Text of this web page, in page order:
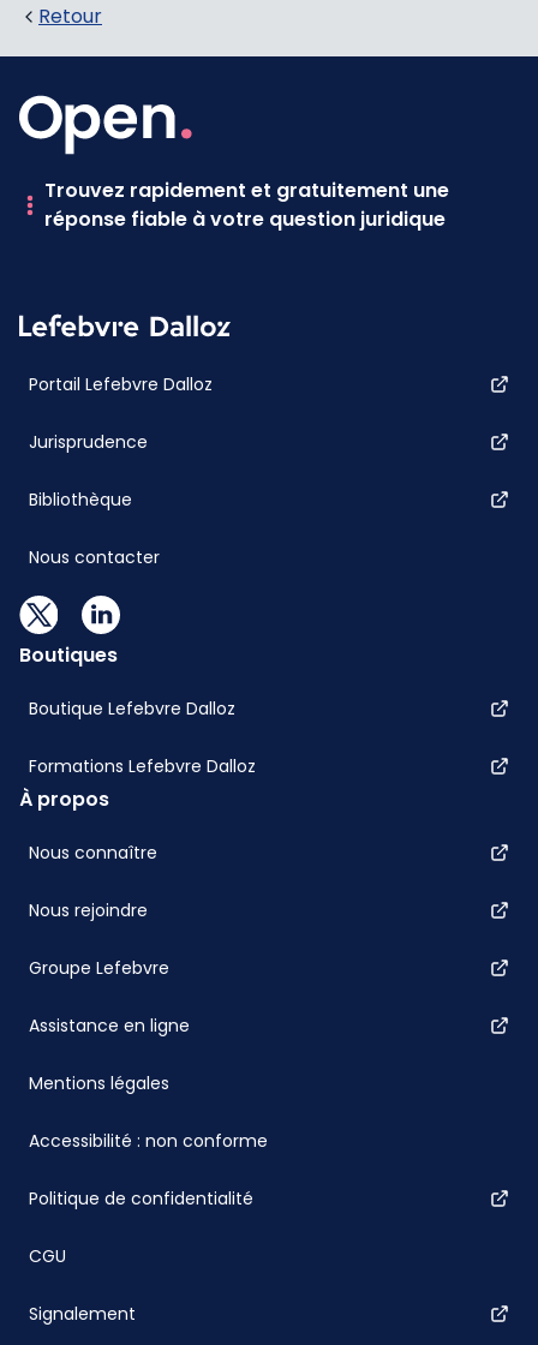
Retour
Trouvez rapidement et gratuitement une
réponse fiable à votre question juridique
Portail Lefebvre Dalloz
Jurisprudence
Bibliothèque
Nous contacter
Boutiques
Boutique Lefebvre Dalloz
Formations Lefebvre Dalloz
À propos
Nous connaître
Nous rejoindre
Groupe Lefebvre
Assistance en ligne
Mentions légales
Accessibilité : non conforme
Politique de confidentialité
CGU
Signalement